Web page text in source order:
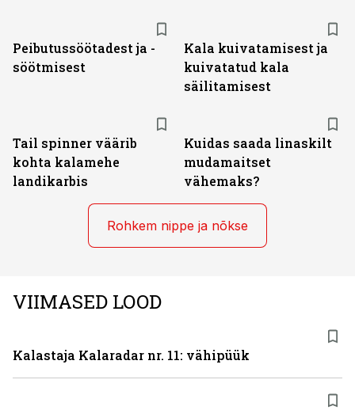
Peibutussöötadest ja -
söötmisest
Kala kuivatamisest ja
kuivatatud kala
säilitamisest
Tail spinner väärib
kohta kalamehe
landikarbis
Kuidas saada linaskilt
mudamaitset
vähemaks?
Rohkem nippe ja nõkse
VIIMASED LOOD
Kalastaja Kalaradar nr. 11: vähipüük